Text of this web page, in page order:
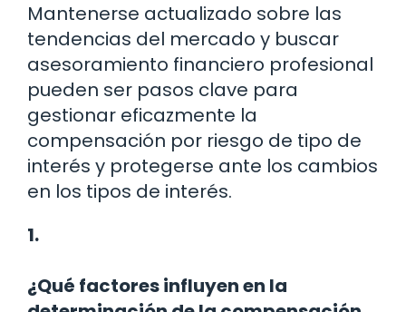
Mantenerse actualizado sobre las
tendencias del mercado y buscar
asesoramiento financiero profesional
pueden ser pasos clave para
gestionar eficazmente la
compensación por riesgo de tipo de
interés y protegerse ante los cambios
en los tipos de interés.
1.
¿Qué factores influyen en la